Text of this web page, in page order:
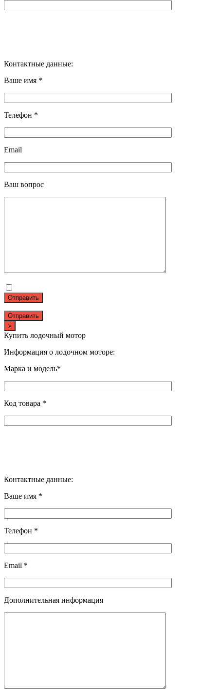
Контактные данные:
Ваше имя *
Телефон *
Email
Ваш вопрос
Отправить
×
Купить лодочный мотор
Информация о лодочном моторе:
Марка и модель*
Код товара *
Контактные данные:
Ваше имя *
Телефон *
Email *
Дополнительная информация